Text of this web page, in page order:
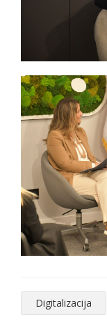
Digitalizacija